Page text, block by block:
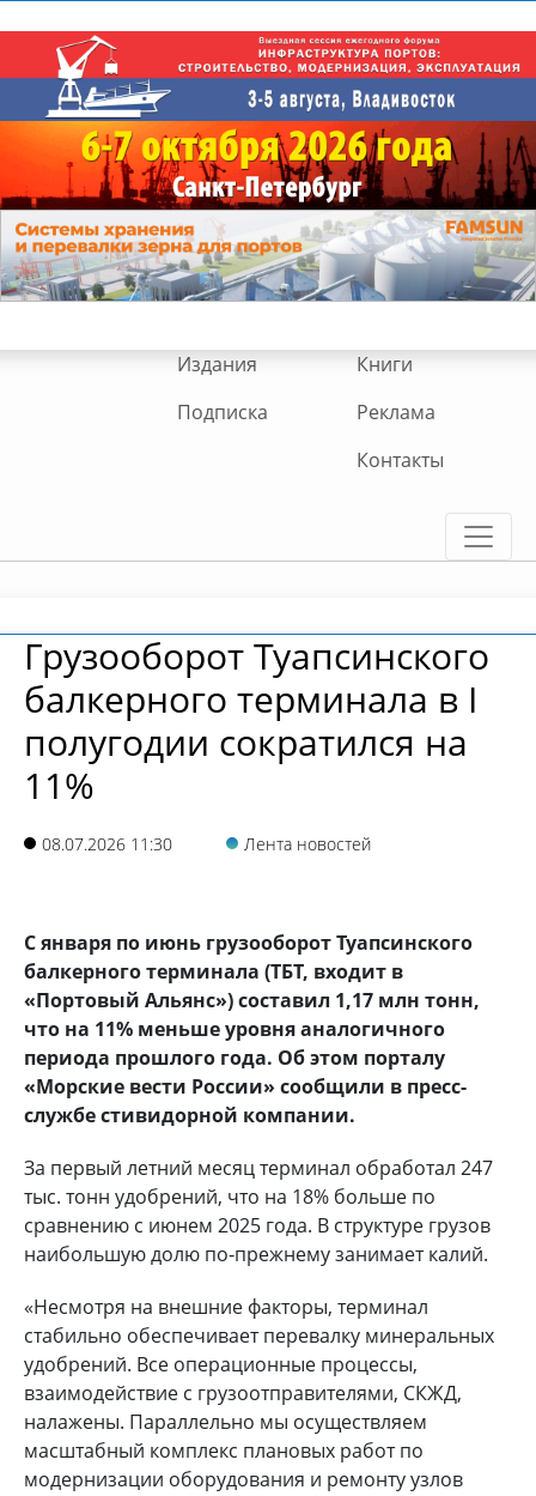
Издания
Книги
Подписка
Реклама
Контакты
Грузооборот Туапсинского
балкерного терминала в I
полугодии сократился на
11%
08.07.2026 11:30 Лента новостей
С января по июнь грузооборот Туапсинского
балкерного терминала (ТБТ, входит в
«Портовый Альянс») составил 1,17 млн тонн,
что на 11% меньше уровня аналогичного
периода прошлого года. Об этом порталу
«Морские вести России» сообщили в пресс-
службе стивидорной компании.
За первый летний месяц терминал обработал 247
тыс. тонн удобрений, что на 18% больше по
сравнению с июнем 2025 года. В структуре грузов
наибольшую долю по‑прежнему занимает калий.
«Несмотря на внешние факторы, терминал
стабильно обеспечивает перевалку минеральных
удобрений. Все операционные процессы,
взаимодействие с грузоотправителями, СКЖД,
налажены. Параллельно мы осуществляем
масштабный комплекс плановых работ по
модернизации оборудования и ремонту узлов